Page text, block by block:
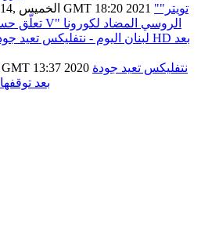
الخميس ,14 كانون الثاني / يناير GMT 18:20 2021 "تويتر"
تعلّق حساب لقاح "سبوتنيك V" الروسي المضاد لكورونا
الأحد ,17 أيار / مايو GMT 13:37 2020 نتفليكس تعيد جودة
فيديوهاتها إلى HD بعد توقفها